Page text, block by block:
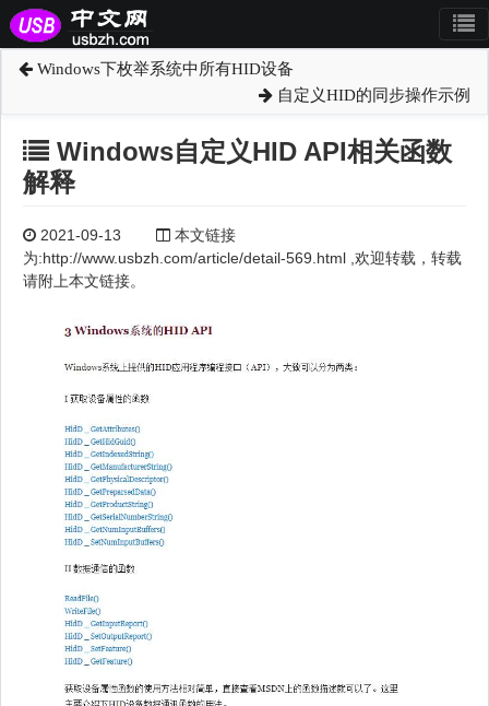
Windows下枚举系统中所有HID设备
自定义HID的同步操作示例
Windows自定义HID API相关函数
解释
2021-09-13
本文链接
为:http://www.usbzh.com/article/detail-569.html ,欢迎转载，转载
请附上本文链接。